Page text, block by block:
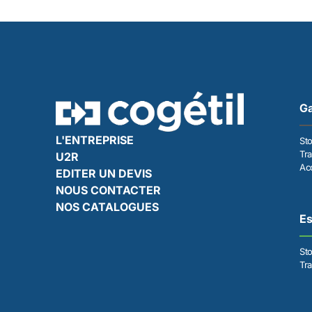
L'ENTREPRISE
U2R
EDITER UN DEVIS
NOUS CONTACTER
NOS CATALOGUES